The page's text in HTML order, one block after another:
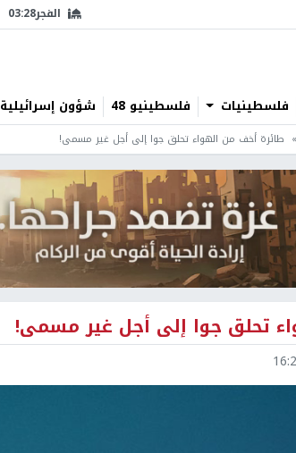
الفجر03:28
فلسطينيات فلسطينيو 48 شؤون إسرائيلية
طائرة أخف من الهواء تحلق جوا إلى أجل غير مسمى!
تحلق جوا إلى أجل غير مسمى!